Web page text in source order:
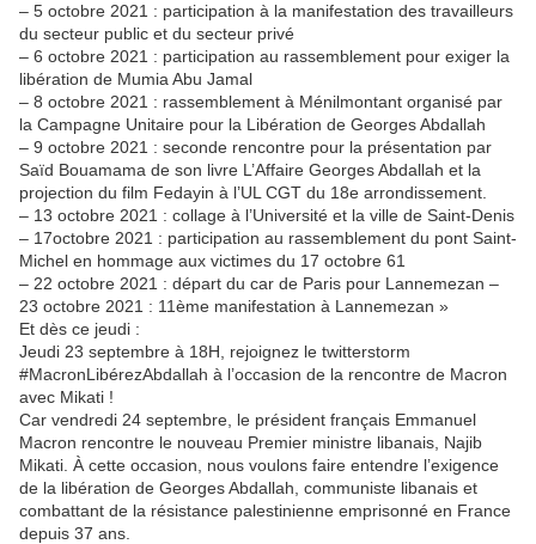
– 5 octobre 2021 : participation à la manifestation des travailleurs
du secteur public et du secteur privé
– 6 octobre 2021 : participation au rassemblement pour exiger la
libération de Mumia Abu Jamal
– 8 octobre 2021 : rassemblement à Ménilmontant organisé par
la Campagne Unitaire pour la Libération de Georges Abdallah
– 9 octobre 2021 : seconde rencontre pour la présentation par
Saïd Bouamama de son livre L’Affaire Georges Abdallah et la
projection du film Fedayin à l’UL CGT du 18e arrondissement.
– 13 octobre 2021 : collage à l’Université et la ville de Saint-Denis
– 17octobre 2021 : participation au rassemblement du pont Saint-
Michel en hommage aux victimes du 17 octobre 61
– 22 octobre 2021 : départ du car de Paris pour Lannemezan –
23 octobre 2021 : 11ème manifestation à Lannemezan »
Et dès ce jeudi :
Jeudi 23 septembre à 18H, rejoignez le twitterstorm
#MacronLibérezAbdallah à l’occasion de la rencontre de Macron
avec Mikati !
Car vendredi 24 septembre, le président français Emmanuel
Macron rencontre le nouveau Premier ministre libanais, Najib
Mikati. À cette occasion, nous voulons faire entendre l’exigence
de la libération de Georges Abdallah, communiste libanais et
combattant de la résistance palestinienne emprisonné en France
depuis 37 ans.